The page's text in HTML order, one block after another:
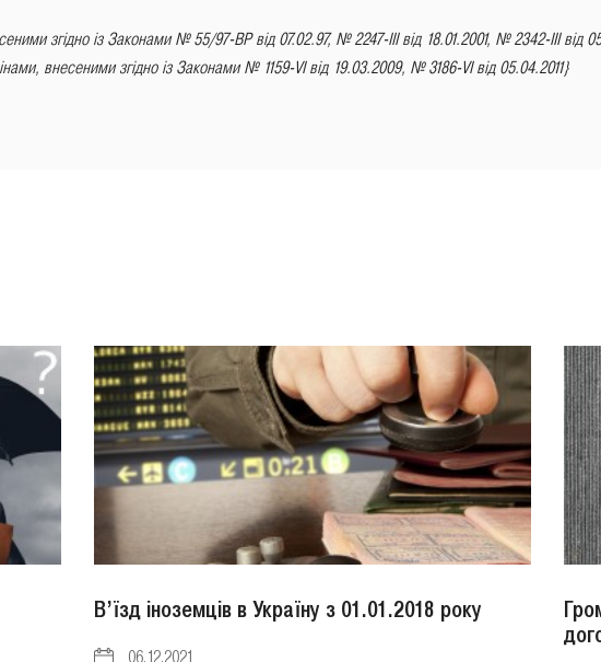
згідно із Законами№ 55/97-ВР від 07.02.97, № 2247-III від 18.01.2001, № 2342-III від
внесеними згідно із Законами№ 1159-VI від 19.03.2009, № 3186-VI від 05.04.2011}
В’їзд іноземців в Україну з 01.01.2018 року
06.12.2021